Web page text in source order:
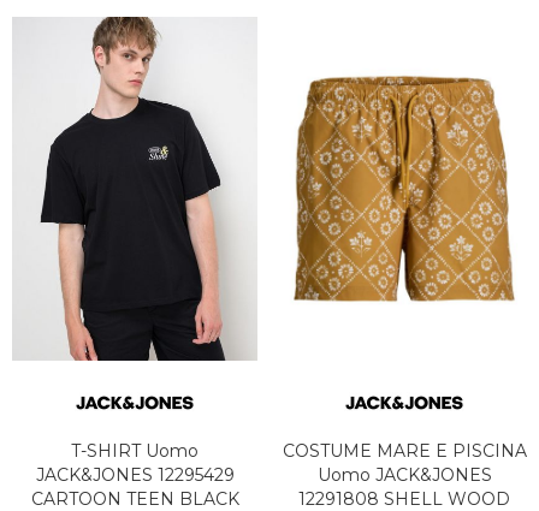
T-SHIRT Uomo
JACK&JONES 12295429
CARTOON TEEN BLACK
COSTUME MARE E PISCINA
Uomo JACK&JONES
12291808 SHELL WOOD